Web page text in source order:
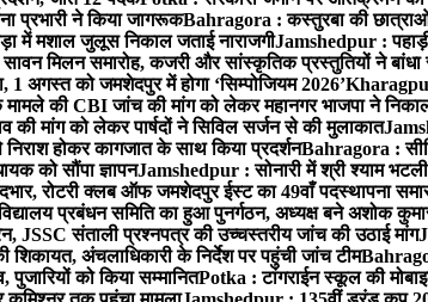
प्रभारी ने किया जागरूकBahragora : कस्तुरबा की
में मशाल जुलूस निकाल जताई नाराजगीJamshedpur : पहाड़ी
मिलन समारोह, कजरी और सांस्कृतिक प्रस्तुतियों ने बांधा
1 अगस्त को जमशेदपुर में होगा ‘सिम्पोजियम 2026’
की CBI जांच की मांग को लेकर महानगर भाजपा ने
मांग को लेकर पार्षदों ने सिविल सर्जन से की मुलाकात
होकर कागजात के साथ किया प्रदर्शनBahragora :
को सौंपा ज्ञापनJamshedpur : सोनारी में श्री श्याम
रोटरी क्लब ऑफ जमशेदपुर ईस्ट का 49वाँ पदस्थापना
प्रबंधन समिति का हुआ पुनर्गठन, अध्यक्ष बने अशोक
JSSC संताली प्रश्नपत्र की उच्चस्तरीय जांच की उठाई मांग
अंचलाधिकारी के निर्देश पर पहुंची जांच टीम
पुजारियों को किया सम्मानितPotka : टांगराईन स्कूल की